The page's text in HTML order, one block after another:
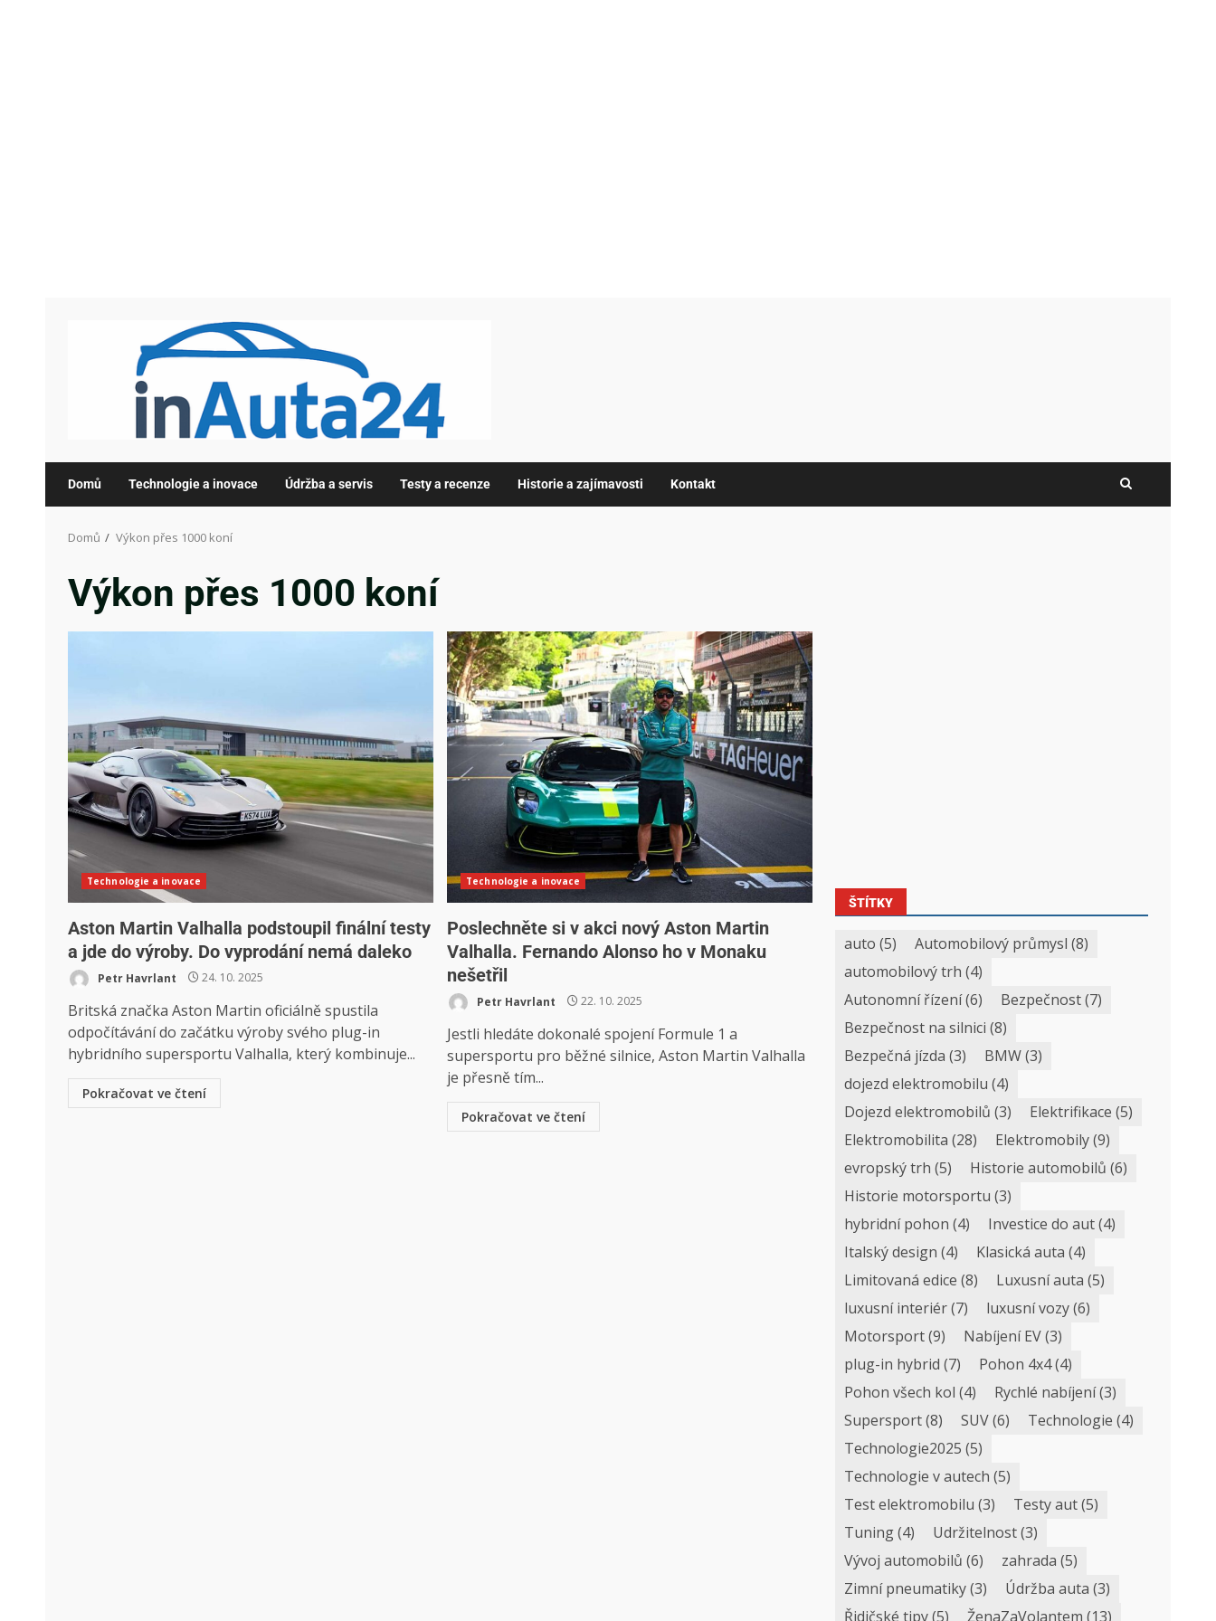
Domů Technologie a inovace Údržba a servis Testy a recenze Historie a zajímavosti Kontakt
Domů Výkon přes 1000 koní
Výkon přes 1000 koní
Technologie a inovace
Aston Martin Valhalla podstoupil finální testy
a jde do výroby. Do vyprodání nemá daleko
Petr Havrlant 24. 10. 2025
Britská značka Aston Martin oficiálně spustila
odpočítávání do začátku výroby svého plug-in
hybridního supersportu Valhalla, který kombinuje...
Pokračovat ve čtení
Technologie a inovace
Poslechněte si v akci nový Aston Martin
Valhalla. Fernando Alonso ho v Monaku
nešetřil
Petr Havrlant 22. 10. 2025
Jestli hledáte dokonalé spojení Formule 1 a
supersportu pro běžné silnice, Aston Martin Valhalla
je přesně tím...
Pokračovat ve čtení
ŠTÍTKY
auto (5) Automobilový průmysl (8)
automobilový trh (4)
Autonomní řízení(6) Bezpečnost(7)
Bezpečnost na silnici (8)
Bezpečná jízda (3) BMW(3)
dojezd elektromobilu (4)
Dojezd elektromobilů (3) Elektrifikace (5)
Elektromobilita (28) Elektromobily(9)
evropský trh (5) Historie automobilů (6)
Historie motorsportu (3)
hybridní pohon (4) Investice do aut(4)
Italský design (4) Klasická auta (4)
Limitovaná edice (8) Luxusní auta (5)
luxusní interiér(7) luxusní vozy(6)
Motorsport(9) Nabíjení EV(3)
plug-in hybrid (7) Pohon 4x4(4)
Pohon všech kol (4) Rychlé nabíjení(3)
Supersport(8) SUV(6) Technologie (4)
Technologie2025 (5)
Technologie v autech (5)
Test elektromobilu (3) Testy aut(5)
Tuning(4) Udržitelnost(3)
Vývoj automobilů (6) zahrada (5)
Zimní pneumatiky(3) Údržba auta (3)
Řidičské tipy(5) ŽenaZaVolantem (13)